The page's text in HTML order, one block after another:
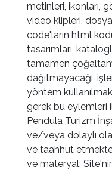
metinleri, ikonları,
video klipleri,
code'ların html
tasarımları,
tamamen
dağıtmayacağı,
yöntem
gerek bu eylemleri
Pendula Turizm
ve/veya dolaylı
ve taahhüt
ve materyal;